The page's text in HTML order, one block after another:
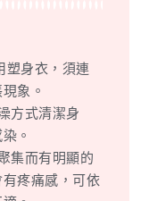
塑身衣，須連
象。
方式清潔身
。
集而有明顯的
疼痛感，可依